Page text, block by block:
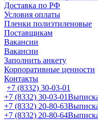
Доставка по РФ
Условия оплаты
Пленки полиэтиленовые
Поставщикам
Вакансии
Вакансии
Заполнить анкету
Корпоративные ценности
Контакты
+7 (8332) 30-03-01
+7 (8332) 30-03-01
+7 (8332) 20-80-63
+7 (8332) 20-80-64